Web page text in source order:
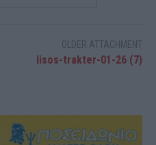
OLDER ATTACHMENT
lisos-trakter-01-26 (7)